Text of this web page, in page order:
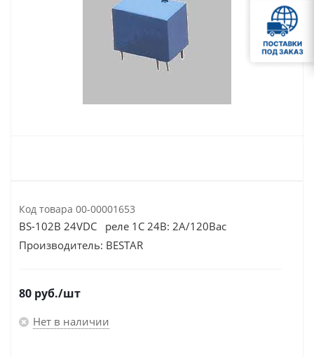
Код товара 00-00001653
BS-102B 24VDC реле 1C 24В: 2А/120Вac
Производитель: BESTAR
80 руб./шт
Нет в наличии